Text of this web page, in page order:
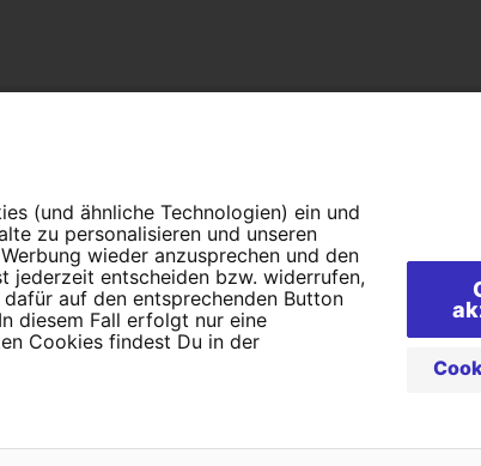
Campact e.V.
IBAN DE95 2‍5‍1‍2 0‍5‍1‍0 6‍9‍8‍0 0‍0‍0‍0 0‍0
(und ähnliche Technologien) ein und
zu personalisieren und unseren
wieder anzusprechen und den
jederzeit entscheiden bzw. widerrufen,
auf den entsprechenden Button
diesem Fall erfolgt nur eine
Cookies findest Du in der